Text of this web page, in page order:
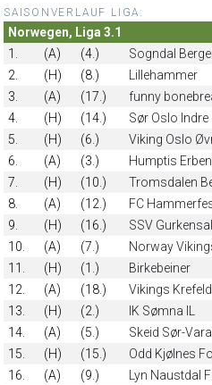
SAISONVERLAUF LIGA:
Norwegen, Liga 3.1
1.
(A) (4.) Sogndal
2.
(H) (8.) Lillehammer
3.
(A) (17.) funny
4.
(H) (14.) Sør Oslo Indre
5.
(H) (6.) Viking Oslo
6.
(A) (3.) Humptis Erben
7.
(H) (10.) Tromsdalen
8.
(A) (12.) FC
9.
(H) (16.) SSV
10.
(A) (7.) Norway
11.
(H) (1.) Birkebeiner
12.
(A) (18.) Vikings Krefeld
13.
(H) (2.) IK Sømna IL
14.
(A) (5.) Skeid Sør-
15.
(H) (15.) Odd Kjølnes
16.
(A) (9.) Lyn Naustdal